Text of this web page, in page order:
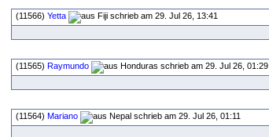
(11566) Yetta schrieb am 29. Jul 26, 13:41
(11565) Raymundo schrieb am 29. Jul 26, 01:29
(11564) Mariano schrieb am 29. Jul 26, 01:11